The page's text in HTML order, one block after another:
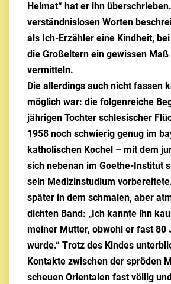
Heimat“ hat er ihn
verständnislosen Worten
als Ich-Erzähler eine Kindheit,
die Großeltern ein gewissen
vermitteln.
Die allerdings auch nicht fassen
möglich war: die folgenreiche
jährigen Tochter schlesischer
1958 noch schwierig genug im
katholischen Kochel – mit dem
sich nebenan im Goethe-Institut
sein Medizinstudium
später in dem schmalen, aber
dichten Band: „Ich kannte ihn
meiner Mutter, obwohl er fast 80
wurde.“ Trotz des Kindes
Kontakte zwischen der spröden
scheuen Orientalen fast völlig